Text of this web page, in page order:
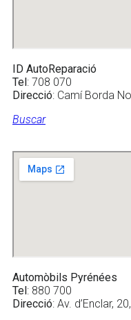
ID AutoReparació
Tel: 708 070
Direcció: Camí Borda
Buscar
Automòbils Pyrénées
Tel: 880 700
Direcció: Av. d’Enclar,